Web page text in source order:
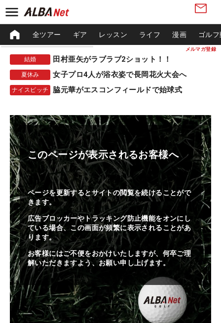
メルマガ登録
全ツアー ギア レッスン ライフ 漫画 ゴル
結婚 田村亜矢がラブラブ2ショット！！
夏休み 女子プロ4人が浴衣姿で長岡花火大会へ
ナイスピッチ 脇元華がエスコンフィールドで始球式
このページが表示されるお客様へ
ページを更新するとサイトの閲覧を続けることがで
きます。
広告ブロッカーやトラッキング防止機能をオンにし
ている場合、この画面が頻繁に表示されることがあ
ります。
お客様にはご不便をおかけいたしますが、何卒ご理
解いただきますよう、お願い申し上げます。